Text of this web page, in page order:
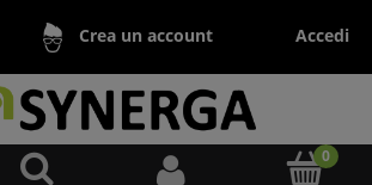
Crea un account Accedi